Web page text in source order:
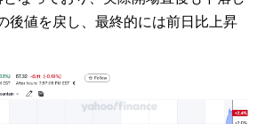
後値を戻し、最終的には前日比上昇